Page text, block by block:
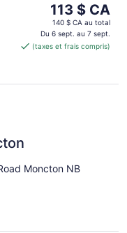
Le
prix
est
de 113 $ CA
113 $ CA
140 $ CA au total
Du 6 sept. au 7 sept.
(taxes et frais compris)
Moncton NB